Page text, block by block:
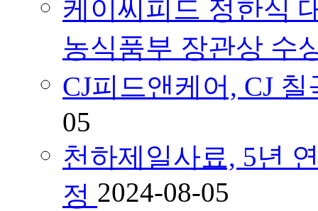
케이씨피드 정한식
농식품부 장관상 수
CJ피드앤케어, CJ
05
천하제일사료, 5년
정 2024-08-05